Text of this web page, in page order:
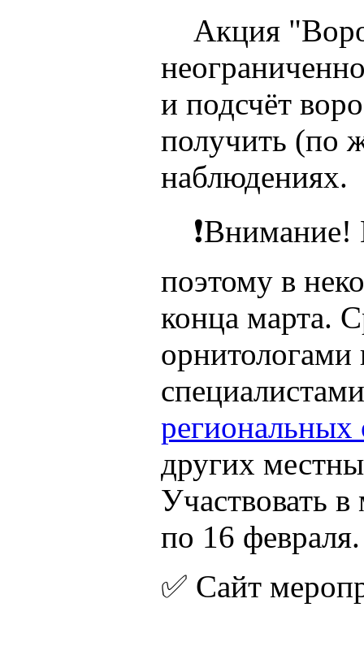
Акция
и подсчёт
получить (по
наблюдениях.
❗Внимание!
поэтому в
конца марта.
орнитологами
других
Участвовать
по 16 февраля.
✅ Сайт